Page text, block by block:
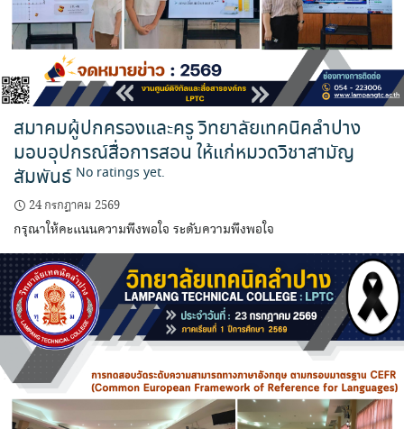
สมาคมผู้ปกครองและครู วิทยาลัยเทคนิคลำปาง
มอบอุปกรณ์สื่อการสอน ให้แก่หมวดวิชาสามัญ
สัมพันธ์ No ratings yet.
24 กรกฎาคม 2569
กรุณาให้คะแนนความพึงพอใจ ระดับความพึงพอใจ